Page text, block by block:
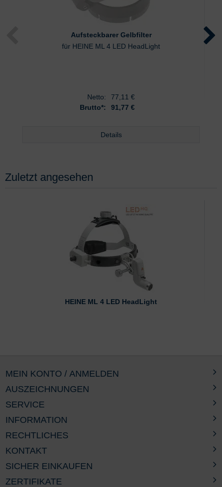
Aufsteckbarer Gelbfilter
für HEINE ML 4 LED HeadLight
Netto: 77,11 €
Brutto*:
91,77 €
Details
Zuletzt angesehen
HEINE ML 4 LED HeadLight
AUSZEICHNUNGEN
SERVICE
INFORMATION
RECHTLICHES
MEIN KONTO / ANMELDEN
KONTAKT
SICHER EINKAUFEN
ZERTIFIKATE